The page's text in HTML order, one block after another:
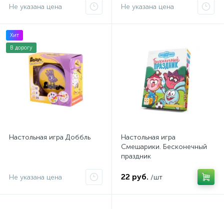
Не указана цена Не указана цена
Хит
В дорогу
Настольная игра Доббль
Не указана цена
Настольная игра
Смешарики. Бесконечный
праздник
22 руб. /шт